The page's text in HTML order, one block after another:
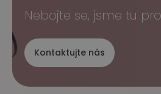
Nebojte se, jsme tu
Kontaktujte nás